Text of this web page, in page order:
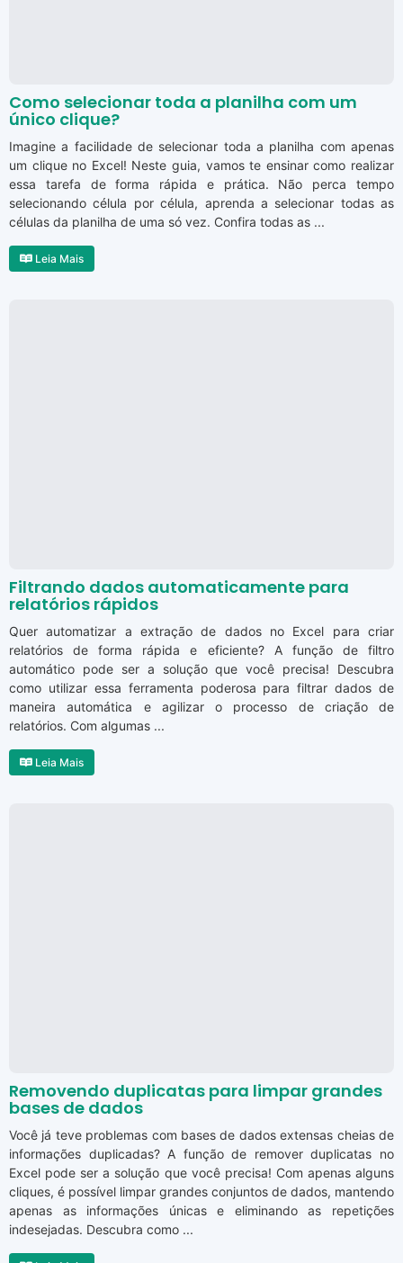
Como selecionar toda a planilha com um
único clique?
Imagine a facilidade de selecionar toda a planilha com apenas
um clique no Excel! Neste guia, vamos te ensinar como realizar
essa tarefa de forma rápida e prática. Não perca tempo
selecionando célula por célula, aprenda a selecionar todas as
células da planilha de uma só vez. Confira todas as ...
Leia Mais
Filtrando dados automaticamente para
relatórios rápidos
Quer automatizar a extração de dados no Excel para criar
relatórios de forma rápida e eficiente? A função de filtro
automático pode ser a solução que você precisa! Descubra
como utilizar essa ferramenta poderosa para filtrar dados de
maneira automática e agilizar o processo de criação de
relatórios. Com algumas ...
Leia Mais
Removendo duplicatas para limpar grandes
bases de dados
Você já teve problemas com bases de dados extensas cheias de
informações duplicadas? A função de remover duplicatas no
Excel pode ser a solução que você precisa! Com apenas alguns
cliques, é possível limpar grandes conjuntos de dados, mantendo
apenas as informações únicas e eliminando as repetições
indesejadas. Descubra como ...